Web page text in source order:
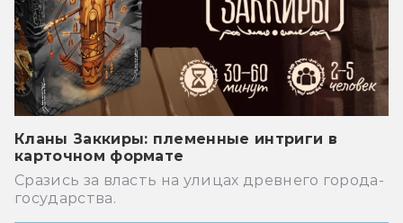
Кланы Заккиры: племенные интриги в
карточном формате
Сразись за власть на улицах древнего города-
государства.